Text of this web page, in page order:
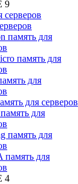
9
память для
память для
для
для серверов
для
память для
память для
4